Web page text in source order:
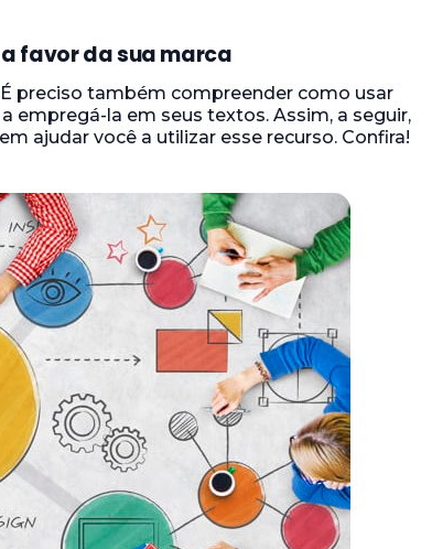
favor da sua marca
preciso também compreender como usar
empregá-la em seus textos. Assim, a seguir,
ajudar você a utilizar esse recurso. Confira!